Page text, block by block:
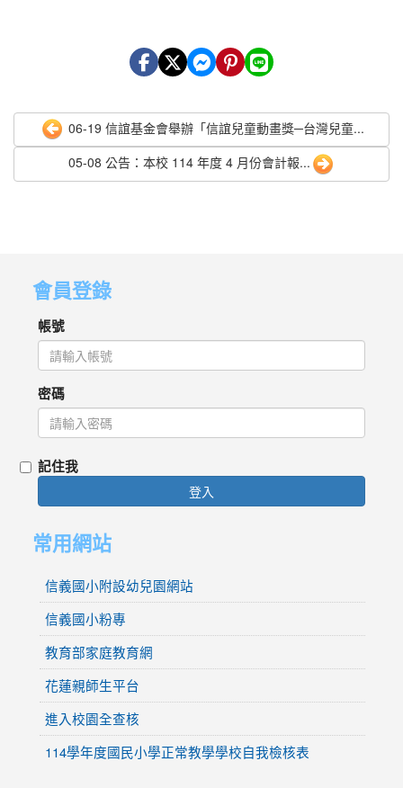
06-19 信誼基金會舉辦「信誼兒童動畫獎─台灣兒童...
05-08 公告：本校 114 年度 4 月份會計報...
會員登錄
帳號
密碼
記住我
登入
常用網站
信義國小附設幼兒園網站
信義國小粉專
教育部家庭教育網
花蓮親師生平台
進入校園全查核
114學年度國民小學正常教學學校自我檢核表